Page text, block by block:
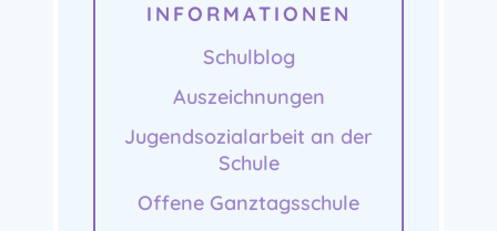
INFORMATIONEN
Schulblog
Auszeichnungen
Jugendsozialarbeit an der
Schule
Offene Ganztagsschule